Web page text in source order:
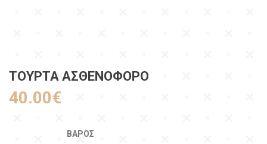
ΤΟΥΡΤΑ ΑΣΘΕΝΟΦΌΡΟ
40.00€
ΒΆΡΟΣ